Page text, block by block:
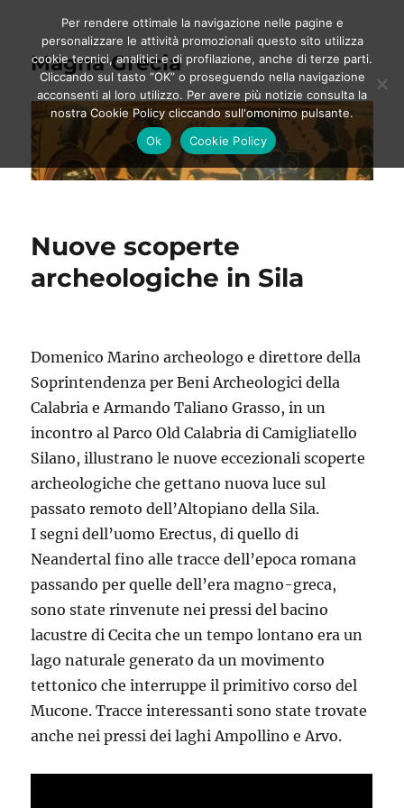
Magna Grecia
Nuove scoperte
archeologiche in Sila
Domenico Marino archeologo e direttore della
Soprintendenza per Beni Archeologici della
Calabria e Armando Taliano Grasso, in un
incontro al Parco Old Calabria di Camigliatello
Silano, illustrano le nuove eccezionali scoperte
archeologiche che gettano nuova luce sul
passato remoto dell’Altopiano della Sila.
I segni dell’uomo Erectus, di quello di
Neandertal fino alle tracce dell’epoca romana
passando per quelle dell’era magno-greca,
sono state rinvenute nei pressi del bacino
lacustre di Cecita che un tempo lontano era un
lago naturale generato da un movimento
tettonico che interruppe il primitivo corso del
Mucone. Tracce interessanti sono state trovate
anche nei pressi dei laghi Ampollino e Arvo.
Per rendere ottimale la navigazione nelle pagine e
personalizzare le attività promozionali questo sito utilizza
cookie tecnici, analitici e di profilazione, anche di terze parti.
Cliccando sul tasto “OK” o proseguendo nella navigazione
acconsenti al loro utilizzo. Per avere più notizie consulta la
nostra Cookie Policy cliccando sull'omonimo pulsante.
Ok
Cookie Policy